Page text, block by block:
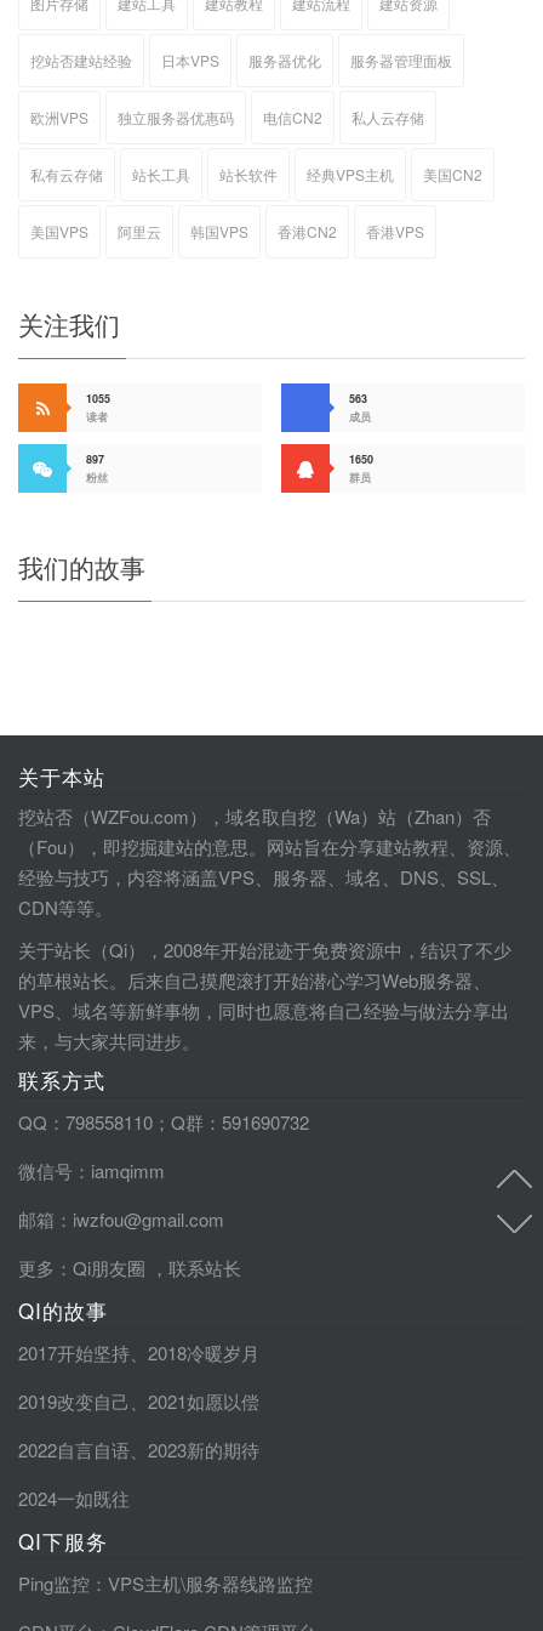
挖站否建站经验 日本VPS 服务器优化 服务器管理面板
欧洲VPS 独立服务器优惠码 电信CN2 私人云存储
私有云存储 站长工具 站长软件 经典VPS主机 美国CN2
美国VPS 阿里云 韩国VPS 香港CN2 香港VPS
关注我们
1055
读者
563
成员
897
粉丝
1650
群员
我们的故事
关于本站
挖站否（WZFou.com），域名取自挖（Wa）站（Zhan）否
（Fou），即挖掘建站的意思。网站旨在分享建站教程、资源、
经验与技巧，内容将涵盖VPS、服务器、域名、DNS、SSL、
CDN等等。
关于站长（Qi），2008年开始混迹于免费资源中，结识了不少
的草根站长。后来自己摸爬滚打开始潜心学习Web服务器、
VPS、域名等新鲜事物，同时也愿意将自己经验与做法分享出
来，与大家共同进步。
联系方式
QQ：798558110；Q群：591690732
微信号：iamqimm
邮箱：iwzfou@gmail.com
更多： Qi朋友圈 ， 联系站长
QI的故事
2017开始坚持
2018冷暖岁月
2019改变自己
2021如愿以偿
2022自言自语
2023新的期待
2024一如既往
QI下服务
Ping监控 ：VPS主机\服务器线路监控